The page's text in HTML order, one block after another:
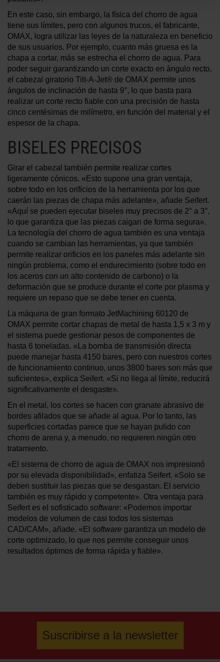
En este caso, sin embargo, la física del chorro de agua
tiene sus límites, pero con algunos trucos, el fabricante,
OMAX, logra utilizar las leyes de la naturaleza en beneficio
de sus usuarios. Por ejemplo, cuanto más gruesa es la
chapa a cortar, más se estrecha el chorro de agua. Para
poder seguir garantizando un corte exacto en ángulo recto,
el cabezal giratorio Tilt-A-Jet® de OMAX permite unos
ángulos de inclinación de hasta 9°, lo que basta para
realizar un corte recto fiable con una precisión de hasta
cinco centésimas de milímetro, en función del material y el
espesor de la chapa.
BISELES PRECISOS
Girar el cabezal también permite realizar cortes
ligeramente cónicos. «Esto supone una gran ventaja,
sobre todo en los orificios de la herramienta por los que
caerán las piezas de chapa más adelante», añade Seifert.
«Aquí se pueden ejecutar biseles muy precisos de 2° a 3°,
lo que garantiza que las piezas caigan de forma segura».
La tecnología del chorro de agua también es una ventaja
cuando se cambian las herramientas, ya que también
permite realizar orificios en los paneles más adelante sin
ningún problema, como el endurecimiento (sobre todo en
los aceros con un alto contenido de carbono) o la
deformación que se produce durante el corte por plasma y
requiere un repaso que se debe tener en cuenta.
La máquina de gran formato JetMachining 60120 de
OMAX permite cortar chapas de metal de hasta 1,5 x 3 m y
el sistema puede gestionar pesos de componentes de
hasta 6 toneladas. «La bomba de transmisión directa
puede manejar hasta 4150 bares, pero con nuestros cortes
de funcionamiento continuo, unos 3800 bares son más que
suficientes», explica Seifert. «Si no llega al límite, reducirá
significativamente el desgaste».
En el metal, los cortes se hacen con granate abrasivo de
bordes afilados que se añade al agua. Por lo tanto, las
superficies cortadas parece que se hayan pulido con
chorro de arena y, a menudo, no requieren ningún otro
tratamiento.
«El sistema de chorro de agua de OMAX nos impresionó
por su elevada disponibilidad», enfatiza Seifert. «Solo se
deben sustituir las piezas que se desgastan. El servicio
también es muy rápido y competente». Otra ventaja para
Seifert es el sofisticado software: «Podemos importar
modelos de volumen de casi todos los sistemas
CAD/CAM», añade. «El software garantiza un modelo de
corte optimizado, lo que nos permite conseguir unos
resultados óptimos de forma rápida y fiable».
Suscribirse a la newsletter